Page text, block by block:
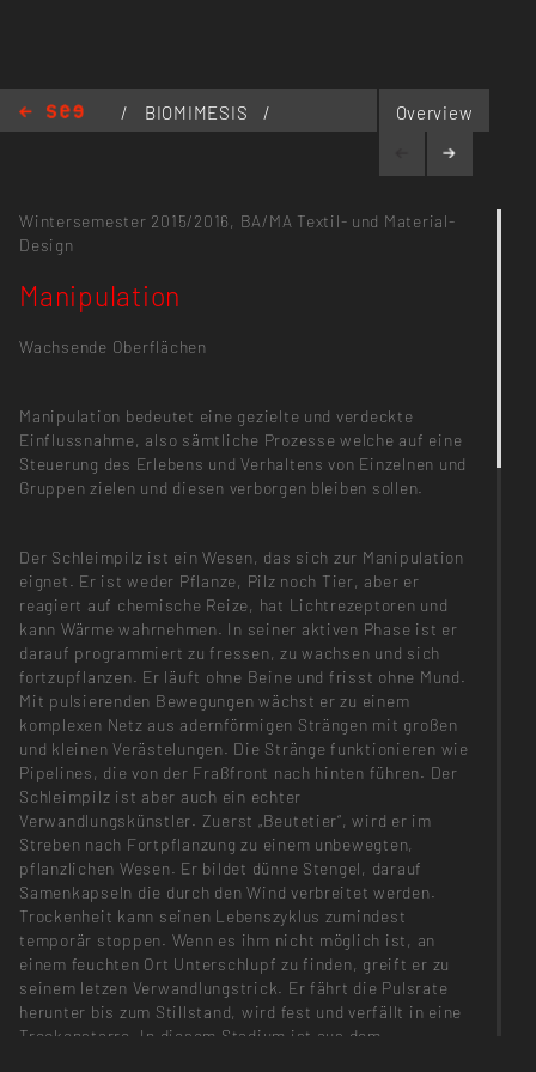
/ BIOMIMESIS
/
Overview
Wintersemester 2015/2016, BA/MA Textil- und Material-
Design
Manipulation
Wachsende Oberflächen
Manipulation bedeutet eine gezielte und verdeckte
Einflussnahme, also sämtliche Prozesse welche auf eine
Steuerung des Erlebens und Verhaltens von Einzelnen und
Gruppen zielen und diesen verborgen bleiben sollen.
Der Schleimpilz ist ein Wesen, das sich zur Manipulation
eignet. Er ist weder Pflanze, Pilz noch Tier, aber er
reagiert auf chemische Reize, hat Lichtrezeptoren und
kann Wärme wahrnehmen. In seiner aktiven Phase ist er
darauf programmiert zu fressen, zu wachsen und sich
fortzupflanzen. Er läuft ohne Beine und frisst ohne Mund.
Mit pulsierenden Bewegungen wächst er zu einem
komplexen Netz aus adernförmigen Strängen mit großen
und kleinen Verästelungen. Die Stränge funktionieren wie
Pipelines, die von der Fraßfront nach hinten führen. Der
Schleimpilz ist aber auch ein echter
Verwandlungskünstler. Zuerst „Beutetier“, wird er im
Streben nach Fortpflanzung zu einem unbewegten,
pflanzlichen Wesen. Er bildet dünne Stengel, darauf
Samenkapseln die durch den Wind verbreitet werden.
Trockenheit kann seinen Lebenszyklus zumindest
temporär stoppen. Wenn es ihm nicht möglich ist, an
einem feuchten Ort Unterschlupf zu finden, greift er zu
seinem letzen Verwandlungstrick. Er fährt die Pulsrate
herunter bis zum Stillstand, wird fest und verfällt in eine
Trockenstarre. In diesem Stadium ist aus dem